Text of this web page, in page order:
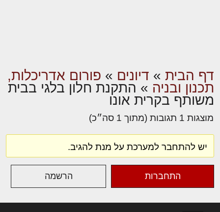
דף הבית » דיונים » פורום אדריכלות,
תכנון ובניה » התקנת חלון בלגי בבית
משותף בקרית אונו
מוצגות 1 תגובות (מתוך 1 סה״כ)
יש להתחבר למערכת על מנת להגיב.
התחברות הרשמה